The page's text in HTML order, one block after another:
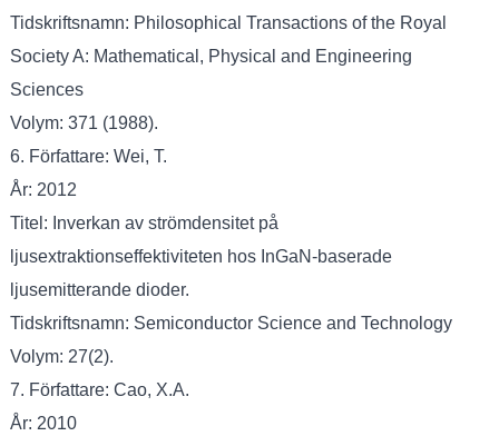
Tidskriftsnamn: Philosophical Transactions of the Royal
Society A: Mathematical, Physical and Engineering
Sciences
Volym: 371 (1988).
6. Författare: Wei, T.
År: 2012
Titel: Inverkan av strömdensitet på
ljusextraktionseffektiviteten hos InGaN-baserade
ljusemitterande dioder.
Tidskriftsnamn: Semiconductor Science and Technology
Volym: 27(2).
7. Författare: Cao, X.A.
År: 2010